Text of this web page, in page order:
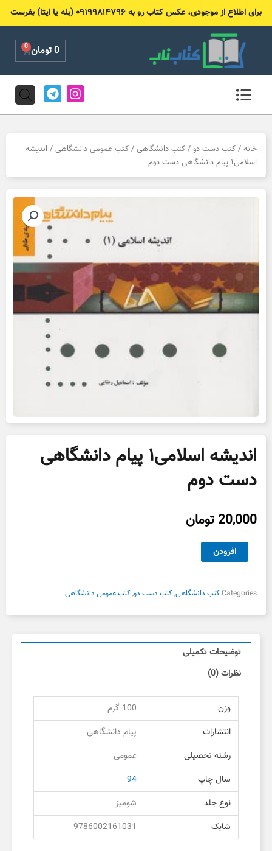
برای اطلاع از موجودی، عکس کتاب رو به ۰۹۱۹۹۸۱۴۷۹۶ (بله یا ایتا) بفرست
0تومان 0
Cart
I
n
s
a
g
a
T
e
l
r
m
خانه / کتب دست دو / کتب دانشگاهی / کتب عمومی دانشگاهی / اندیشه
اسلامی۱ پیام دانشگاهی دست دوم
اندیشه اسلامی۱ پیام دانشگاهی
دست دوم
20,000 تومان
اندیشه
اسلامی۱
دانشگاهی
دست
دوم
افزودن
Categoriesکتب دانشگاهی,کتب دست دو,کتب عمومی دانشگاهی
توضیحات تکمیلی
نظرات (0)
وزن
100 گرم
انتشارات
پیام دانشگاهی
رشته تحصیلی
عمومی
سال چاپ
94
نوع جلد
شومیز
شابک
9786002161031